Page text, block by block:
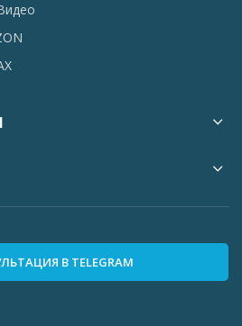
В TELEGRAM